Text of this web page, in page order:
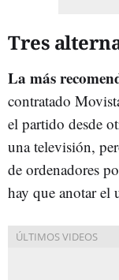
Tres
La más
contratado
el partido desde
una televisión,
de ordenadores
hay que anotar el